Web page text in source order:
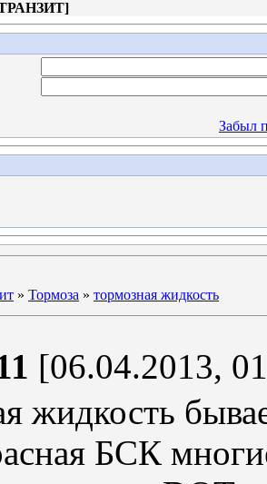
]
Забыл
» Тормоза » тормозная жидкость
[06.04.2013,
жидкость
БСК